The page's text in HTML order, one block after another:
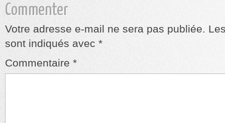
Commenter
Votre adresse e-mail ne sera pas publiée.
sont indiqués avec *
Commentaire *